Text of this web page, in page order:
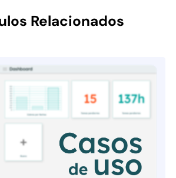
Relacionados